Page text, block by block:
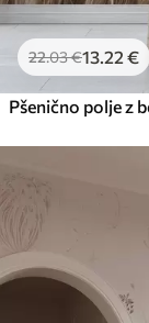
22.03€13 .22 €